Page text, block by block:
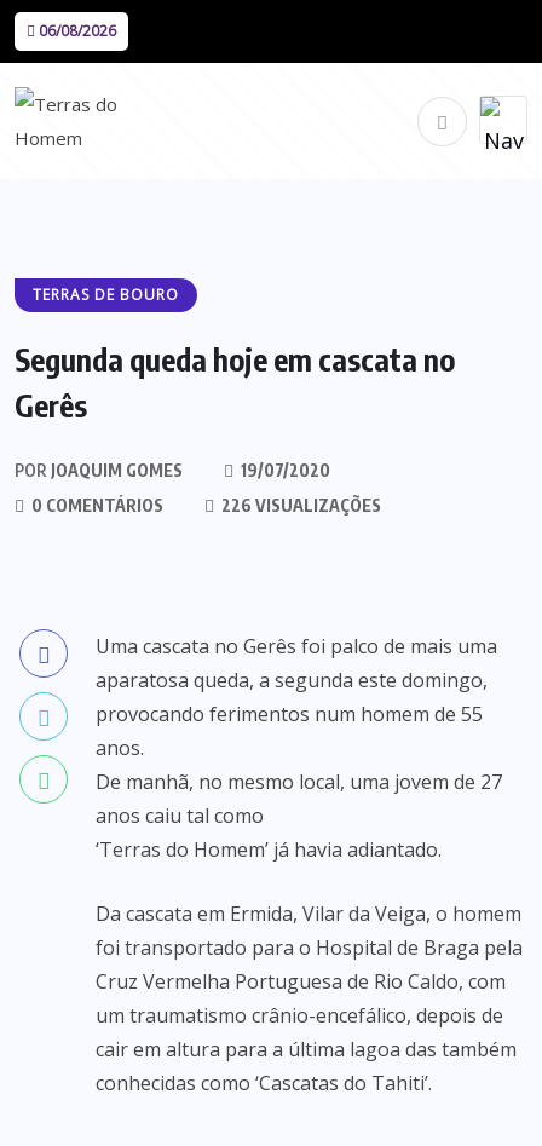
06/08/2026
TERRAS DE BOURO
Segunda queda hoje em cascata no
Gerês
POR JOAQUIM GOMES
19/07/2020
0 COMENTÁRIOS
226 VISUALIZAÇÕES
Uma cascata no Gerês foi palco de mais uma
aparatosa queda, a segunda este domingo,
provocando ferimentos num homem de 55
anos.
De manhã, no mesmo local, uma jovem de 27
anos caiu tal como
‘Terras do Homem’ já havia adiantado.
Da cascata em Ermida, Vilar da Veiga, o homem
foi transportado para o Hospital de Braga pela
Cruz Vermelha Portuguesa de Rio Caldo, com
um traumatismo crânio-encefálico, depois de
cair em altura para a última lagoa das também
conhecidas como ‘Cascatas do Tahiti’.